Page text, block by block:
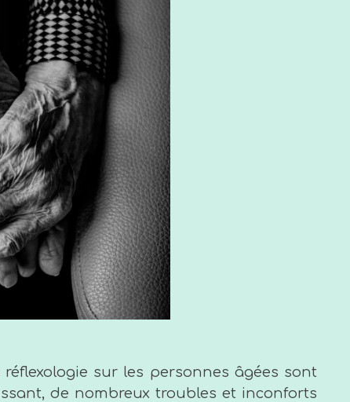
réflexologie sur les personnes âgées sont
de nombreux troubles et inconforts